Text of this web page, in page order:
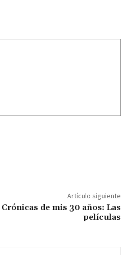
Artículo siguiente
Crónicas de mis 30 años: Las
películas